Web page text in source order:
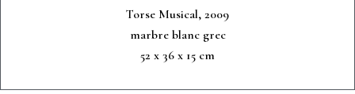
Torse Musical, 2009
marbre blanc grec
52 x 36 x 15 cm